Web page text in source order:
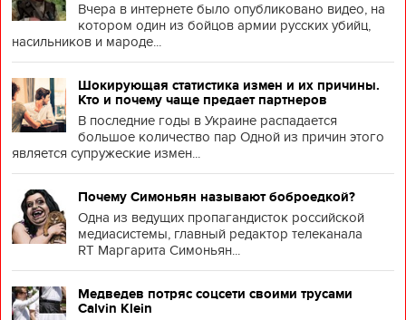
Вчера в интернете было опубликовано видео, на
котором один из бойцов армии русских убийц,
насильников и мароде...
Шокирующая статистика измен и их причины.
Кто и почему чаще предает партнеров
В последние годы в Украине распадается
большое количество пар Одной из причин этого
является супружеские измен...
Почему Симоньян называют боброедкой?
Одна из ведущих пропагандисток российской
медиасистемы, главный редактор телеканала
RT Маргарита Симоньян...
Медведев потряс соцсети своими трусами
Calvin Klein